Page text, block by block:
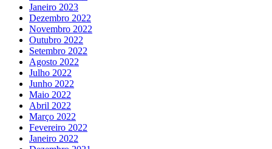
Janeiro 2023
Dezembro 2022
Novembro 2022
Outubro 2022
Setembro 2022
Agosto 2022
Julho 2022
Junho 2022
Maio 2022
Abril 2022
Março 2022
Fevereiro 2022
Janeiro 2022